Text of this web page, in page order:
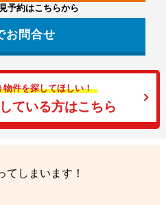
予約はこちらから
お問合せ
物件を探してほしい！
ている方はこちら
てしまいます！